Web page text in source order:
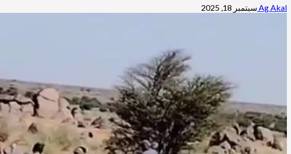
Ag Akal سبتمبر 18, 2025